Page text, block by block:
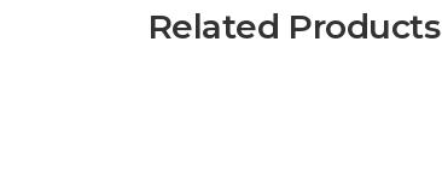
Related Products